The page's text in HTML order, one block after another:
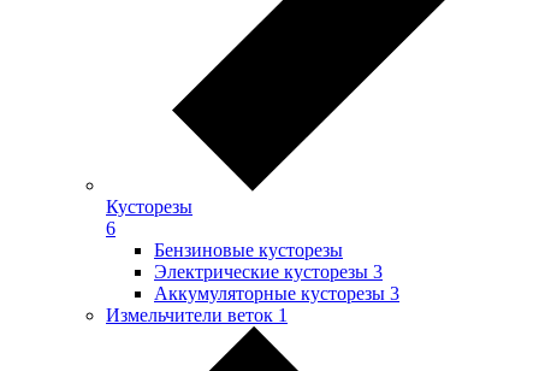
Кусторезы
6
Бензиновые кусторезы
Электрические кусторезы 3
Аккумуляторные кусторезы 3
Измельчители веток 1